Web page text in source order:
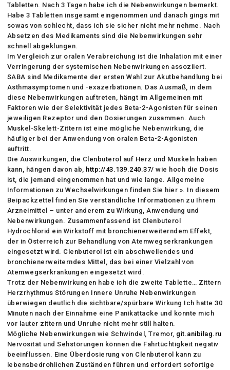
Tabletten. Nach 3 Tagen habe ich die Nebenwirkungen bemerkt.
Habe 3 Tabletten insgesamt eingenommen und danach gings mit
sowas von schlecht, dass ich sie sicher nicht mehr nehme. Nach
Absetzen des Medikaments sind die Nebenwirkungen sehr
schnell abgeklungen.
Im Vergleich zur oralen Verabreichung ist die Inhalation mit einer
Verringerung der systemischen Nebenwirkungen assoziiert.
SABA sind Medikamente der ersten Wahl zur Akutbehandlung bei
Asthmasymptomen und -exazerbationen. Das Ausmaß, in dem
diese Nebenwirkungen auftreten, hängt im Allgemeinen mit
Faktoren wie der Selektivität jedes Beta-2-Agonisten für seinen
jeweiligen Rezeptor und den Dosierungen zusammen. Auch
Muskel-Skelett-Zittern ist eine mögliche Nebenwirkung, die
häufiger bei der Anwendung von oralen Beta-2-Agonisten
auftritt.
Die Auswirkungen, die Clenbuterol auf Herz und Muskeln haben
kann, hängen davon ab,
http://43.139.240.37/ wie hoch die Dosis
ist, die jemand eingenommen hat und wie lange. Allgemeine
Informationen zu Wechselwirkungen finden Sie hier ». In diesem
Beipackzettel finden Sie verständliche Informationen zu Ihrem
Arzneimittel – unter anderem zu Wirkung, Anwendung und
Nebenwirkungen. Zusammenfassend ist Clenbuterol
Hydrochlorid ein Wirkstoff mit bronchienerweiterndem Effekt,
der in Österreich zur Behandlung von Atemwegserkrankungen
eingesetzt wird. Clenbuterol ist ein abschwellendes und
bronchienerweiterndes Mittel, das bei einer Vielzahl von
Atemwegserkrankungen eingesetzt wird.
Trotz der Nebenwirkungen habe ich die zweite Tablette… Zittern
Herzrhythmus Störungen Innere Unruhe Nebenwirkungen
überwiegen deutlich die sichtbare/spürbare Wirkung Ich hatte 30
Minuten nach der Einnahme eine Panikattacke und konnte mich
vor lauter zittern und Unruhe nicht mehr still halten.
Mögliche Nebenwirkungen wie Schwindel, Tremor, git.anibilag.ru
Nervosität und Sehstörungen können die Fahrtüchtigkeit negativ
beeinflussen. Eine Überdosierung von Clenbuterol kann zu
lebensbedrohlichen Zuständen führen und erfordert sofortige